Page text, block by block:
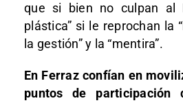
que si bien no culpan al
plástica” si le reprochan la
la gestión” y la “mentira”.
En Ferraz confían en
puntos de participación